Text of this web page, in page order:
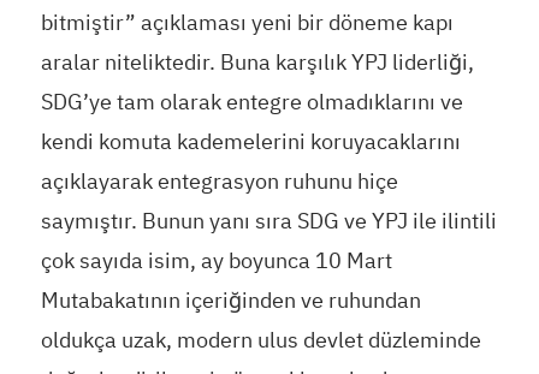
bitmiştir” açıklaması yeni bir döneme kapı
aralar niteliktedir. Buna karşılık YPJ liderliği,
SDG’ye tam olarak entegre olmadıklarını ve
kendi komuta kademelerini koruyacaklarını
açıklayarak entegrasyon ruhunu hiçe
saymıştır. Bunun yanı sıra SDG ve YPJ ile ilintili
çok sayıda isim, ay boyunca 10 Mart
Mutabakatının içeriğinden ve ruhundan
oldukça uzak, modern ulus devlet düzleminde